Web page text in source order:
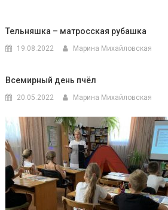
Тельняшка – матросская рубашка
19.08.2022 Марина Михайловская
Всемирный день пчёл
20.05.2022 Марина Михайловская